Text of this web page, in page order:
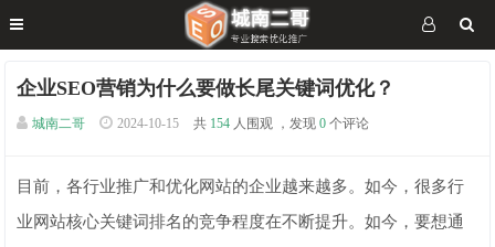
企业SEO营销为什么要做长尾关键词优化？
城南二哥 2024-10-15 共 154 人围观 ，发现 0 个评论
目前，各行业推广和优化网站的企业越来越多。如今，很多行
业网站核心关键词排名的竞争程度在不断提升。如今，要想通